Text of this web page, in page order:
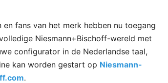
en fans van het merk hebben nu toegang
Niesmann+Bischoff-wereld met
configurator in de Nederlandse taal,
kan worden gestart op Niesmann-
.